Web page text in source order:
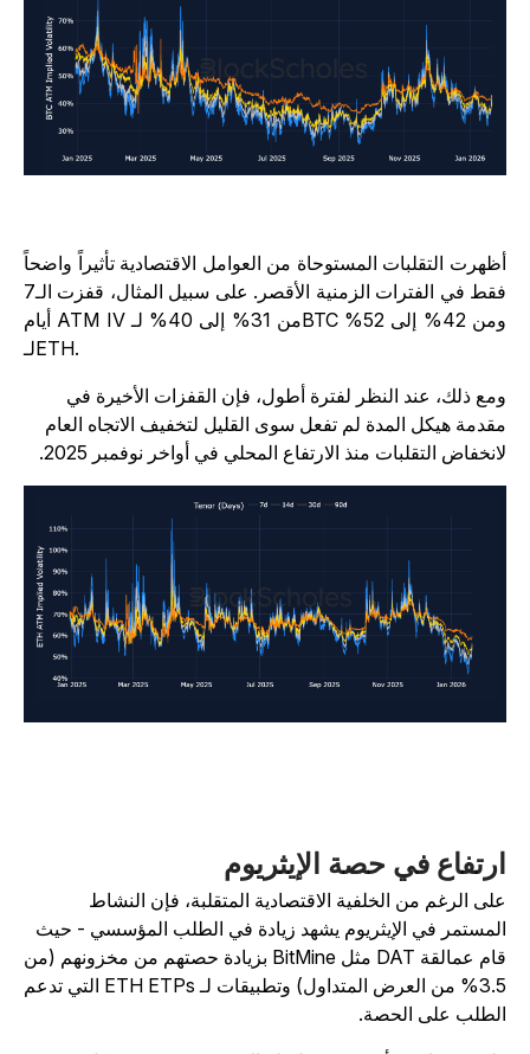
التقلبات المستوحاة من العوامل الاقتصادية تأثيراً واضحاً
فقط في الفترات الزمنية الأقصر. على سبيل المثال، قفزت الـ7
أيام ATM IV من 31% إلى 40% لـBTC ومن 42% إلى 52%
لـETH.
ذلك، عند النظر لفترة أطول، فإن القفزات الأخيرة في
هيكل المدة لم تفعل سوى القليل لتخفيف الاتجاه العام
التقلبات منذ الارتفاع المحلي في أواخر نوفمبر 2025.
في حصة الإيثريوم
الرغم من الخلفية الاقتصادية المتقلبة، فإن النشاط
في الإيثريوم يشهد زيادة في الطلب المؤسسي - حيث
قام عمالقة DAT مثل BitMine بزيادة حصتهم من مخزونهم (من
3.5% من العرض المتداول) وتطبيقات لـ ETH ETPs التي تدعم
على الحصة.